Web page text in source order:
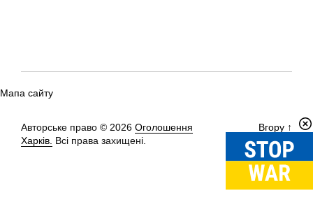
Мапа сайту
Авторське право © 2026 Оголошення
Харків. Всі права захищені.
Вгору ↑